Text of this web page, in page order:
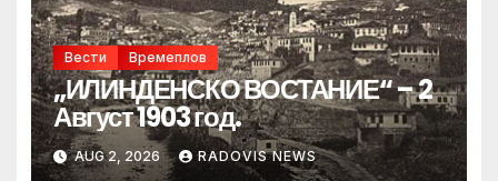
Вести Времеплов
„ИЛИНДЕНСКО ВОСТАНИЕ“ – 2
Август 1903 год.
AUG 2, 2026 RADOVIS NEWS